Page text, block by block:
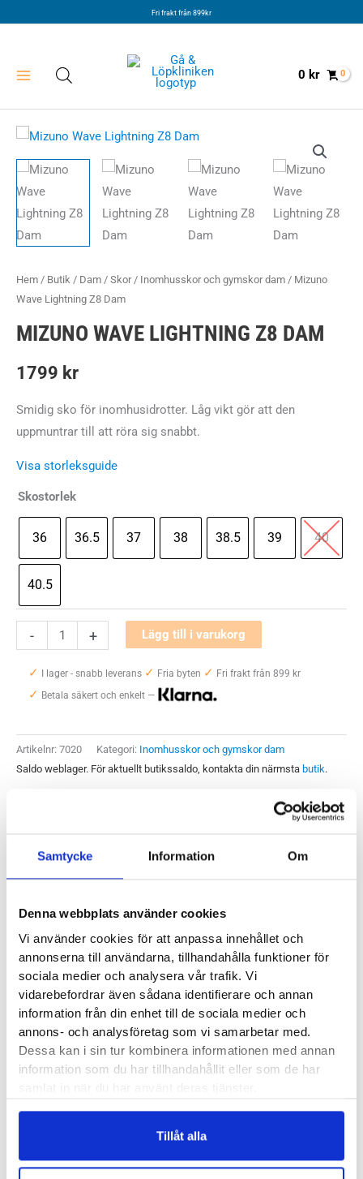
Samtycke Information Om
Denna webbplats använder cookies
Vi använder cookies för att anpassa innehållet och
annonserna till användarna, tillhandahålla funktioner för
sociala medier och analysera vår trafik. Vi
vidarebefordrar även sådana identifierare och annan
information från din enhet till de sociala medier och
annons- och analysföretag som vi samarbetar med.
Dessa kan i sin tur kombinera informationen med annan
information som du har tillhandahållit eller som de har
Tillåt alla
Fri frakt från 899kr
0 kr
Hem / Butik / Dam / Skor/ Inomhusskor och gymskor dam / Mizuno
Wave Lightning Z8 Dam
MIZUNO WAVE LIGHTNING Z8 DAM
1799 kr
Smidig sko för inomhusidrotter. Låg vikt gör att den
uppmuntrar till att röra sig snabbt.
Visa storleksguide
Skostorlek
36 36.5 37 38 38.5 39 40
40.5
-
Wave
Lightning
mängd
+ Lägg till i varukorg
✓ I lager - snabb leverans ✓ Fria byten ✓ Fri frakt från 899 kr
✓ Betala säkert och enkelt —
Artikelnr: 7020 Kategori: Inomhusskor och gymskor dam
Saldo weblager. För aktuellt butikssaldo, kontakta din närmsta butik.
härlig känsla. En sko för dig som söker en sko som tillåter
dig att röra dig snabbt på planen. Lightning Z8 är byggd för
volleyboll men gör sig minst lika bra på innebandyplanen
eller liknande bollsporter.
Läst:Normal
Fotvalv:Normala, höga, låga
Vikt:
Recensioner